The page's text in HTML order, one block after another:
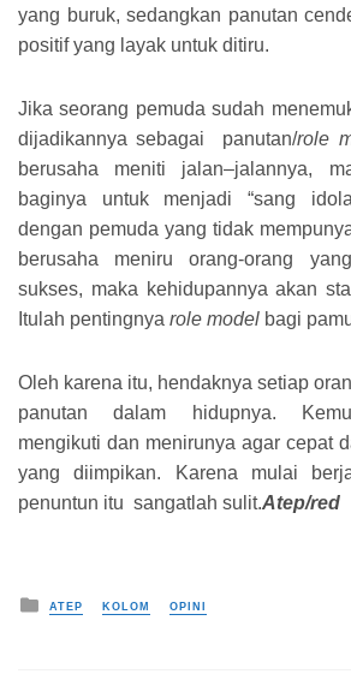
yang buruk, sedangkan panutan
positif yang layak untuk ditiru.
Jika seorang pemuda sudah
dijadikannya sebagai panutan/role
berusaha meniti jalan–jalannya,
baginya untuk menjadi “sang
dengan pemuda yang tidak
berusaha meniru orang-orang
sukses, maka kehidupannya akan
Itulah pentingnya role model bagi
Oleh karena itu, hendaknya setiap
panutan dalam hidupnya.
mengikuti dan menirunya agar cepat
yang diimpikan. Karena mulai
penuntun itu sangatlah sulit.Atep/red
Posted in
ATEP KOLOM OPINI